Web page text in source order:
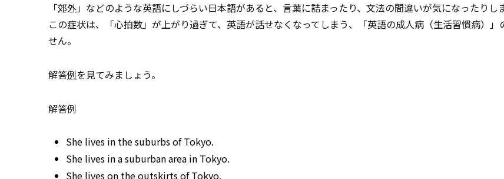
「郊外」などのような英語にしづらい日本語があると、言葉に詰まったり、文法の間違いが気になったりし
この症状は、「心拍数」が上がり過ぎて、英語が話せなくなってしまう、「英語の成人病（生活習慣病）」
せん。
解答例を見てみましょう。
解答例
She lives in the suburbs of Tokyo.
She lives in a suburbanarea in Tokyo.
She liveson the outskirts of Tokyo.